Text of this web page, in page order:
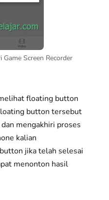
Screen Recorder
floating button
button tersebut
mengakhiri proses
kalian
jika telah selesai
menonton hasil